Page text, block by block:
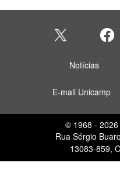
Notícias
E-mail Unicamp
© 1968 - 2026
Rua Sérgio
13083-859,